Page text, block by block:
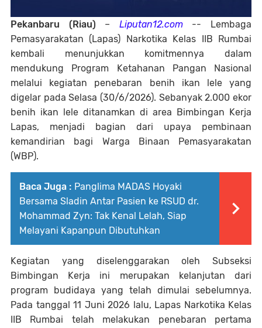
Pekanbaru (Riau) – Liputan12.com-- Lembaga
Pemasyarakatan (Lapas) Narkotika Kelas IIB Rumbai
kembali menunjukkan komitmennya dalam
mendukung Program Ketahanan Pangan Nasional
melalui kegiatan penebaran benih ikan lele yang
digelar pada Selasa (30/6/2026). Sebanyak 2.000 ekor
benih ikan lele ditanamkan di area Bimbingan Kerja
Lapas, menjadi bagian dari upaya pembinaan
kemandirian bagi Warga Binaan Pemasyarakatan
(WBP).
Baca Juga : Panglima MADAS Hoyaki
Bersama Sladin Antar Pasien ke RSUD dr.
Mohammad Zyn: Tak Kenal Lelah, Siap
Melayani Kapanpun Dibutuhkan
Kegiatan yang diselenggarakan oleh Subseksi
Bimbingan Kerja ini merupakan kelanjutan dari
program budidaya yang telah dimulai sebelumnya.
Pada tanggal 11 Juni 2026 lalu, Lapas Narkotika Kelas
IIB Rumbai telah melakukan penebaran pertama